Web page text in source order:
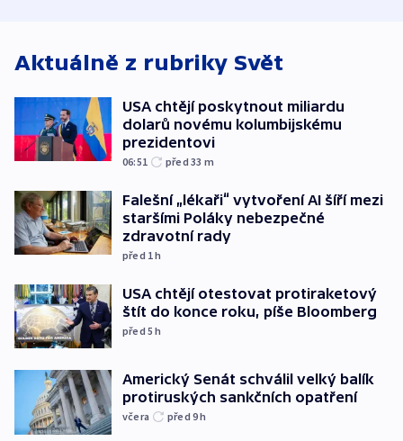
Aktuálně z rubriky Svět
USA chtějí poskytnout miliardu
dolarů novému kolumbijskému
prezidentovi
06:51 před 33 m
Falešní „lékaři“ vytvoření AI šíří mezi
staršími Poláky nebezpečné
zdravotní rady
před 1h
USA chtějí otestovat protiraketový
štít do konce roku, píše Bloomberg
před 5h
Americký Senát schválil velký balík
protiruských sankčních opatření
včera před 9h